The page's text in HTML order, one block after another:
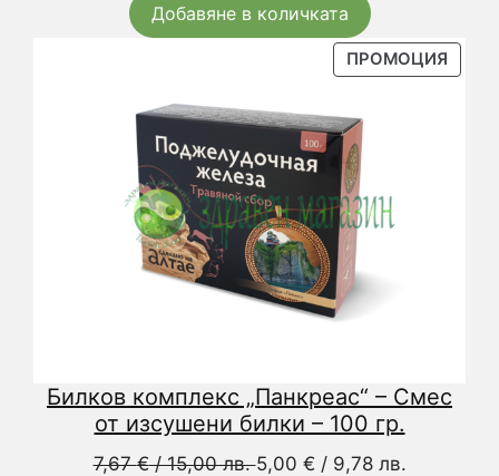
15,00 лв..
5,00 €
/
Добавяне в количката
ПРОМОЦИЯ
С
Билков комплекс „Панкреас“ – Смес
от изсушени билки – 100 гр.
7,67€/ 15,00 лв.Original
5,00 € / 9,78 лв.